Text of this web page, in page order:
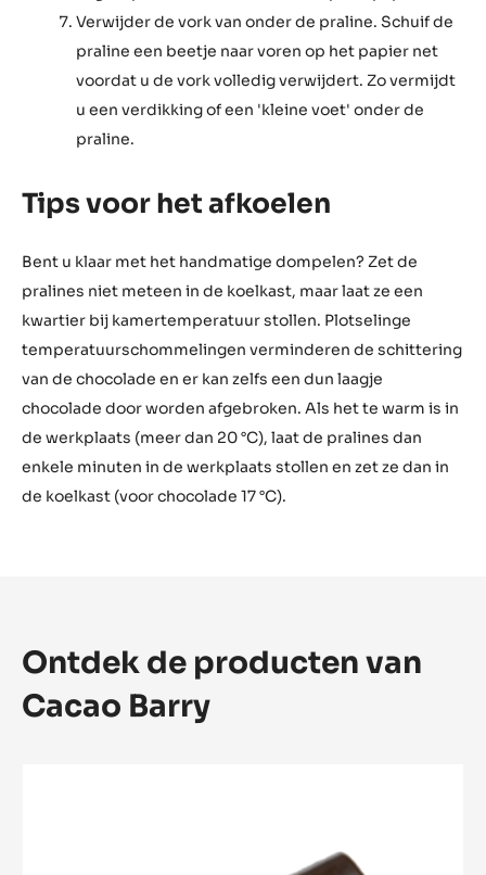
de punt van de vork zit en 1/3 voorbij de punt.
Schud de overtollige chocolade van de praline
met een op-en-neerbeweging. Raak bij iedere
neergaande beweging het oppervlak van de
getempereerde chocolade in de kom. De
overtollige chocolade dan naar beneden trekken.
Leg de praline met de voorkant op het papier.
Verwijder de vork van onder de praline. Schuif de
praline een beetje naar voren op het papier net
voordat u de vork volledig verwijdert. Zo vermijdt
u een verdikking of een 'kleine voet' onder de
praline.
Tips voor het afkoelen
van de chocolade en er kan zelfs een dun laagje
chocolade door worden afgebroken. Als het te warm is in
de werkplaats (meer dan 20 °C), laat de pralines dan